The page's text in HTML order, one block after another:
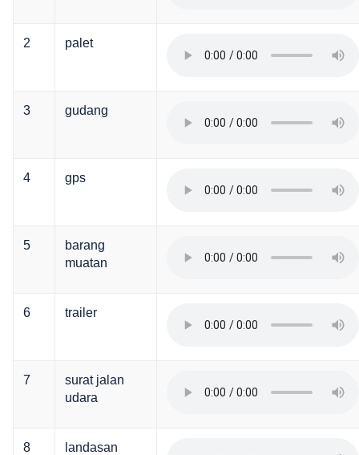
2 palet
3 gudang
4 gps
5
barang
muatan
6 trailer
7
surat jalan
udara
8
landasan